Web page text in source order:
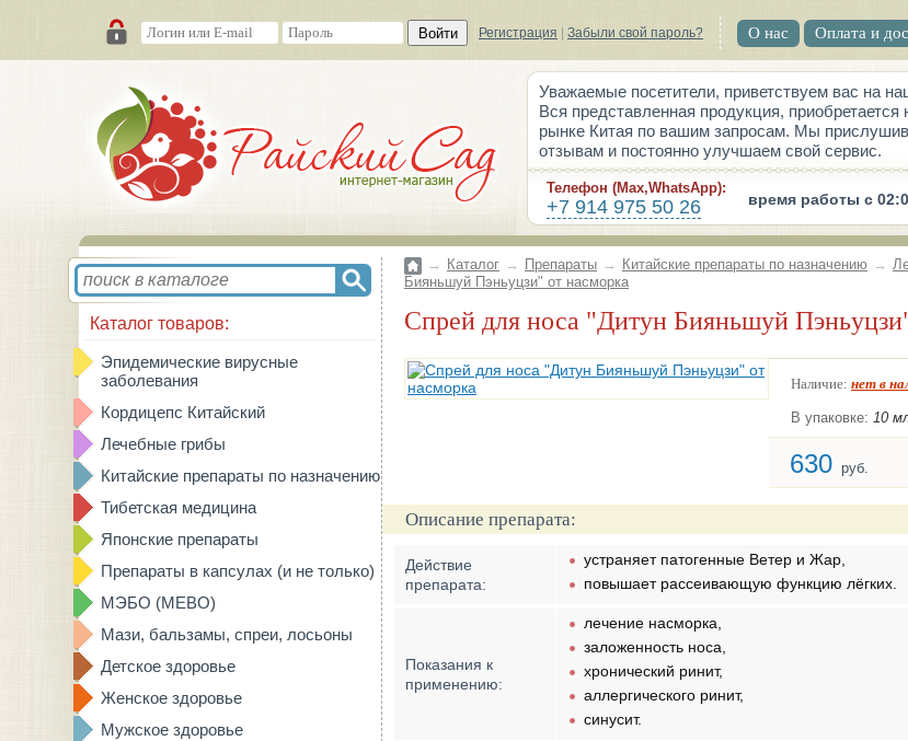
Войти Регистрация Забыли свой пароль? О нас Оплата и
Уважаемые посетители, приветствуем вас на
Вся представленная продукция, приобретается
рынке Китая по вашим запросам. Мы
отзывам и постоянно улучшаем свой сервис.
Телефон (Max,WhatsApp):
+7 914 975 50 26 время работы с
Каталог товаров:
Эпидемические вирусные
заболевания
Кордицепс Китайский
Лечебные грибы
Китайские препараты по назначению
Тибетская медицина
Японские препараты
Препараты в капсулах (и не только)
МЭБО (MEBO)
Мази, бальзамы, спреи, лосьоны
Детское здоровье
Женское здоровье
Мужское здоровье
→ Каталог → Препараты → Китайские препараты по назначению →
Бияньшуй Пэньуцзи" от насморка
Спрей для носа "Дитун Бияньшуй
Наличие: нет в
В упаковке: 10
630 руб.
Описание препарата:
Действие
препарата:
устраняет патогенные Ветер и Жар,
повышает рассеивающую функцию лёгких.
Показания к
применению:
лечение насморка,
заложенность носа,
хронический ринит,
аллергического ринит,
синусит.